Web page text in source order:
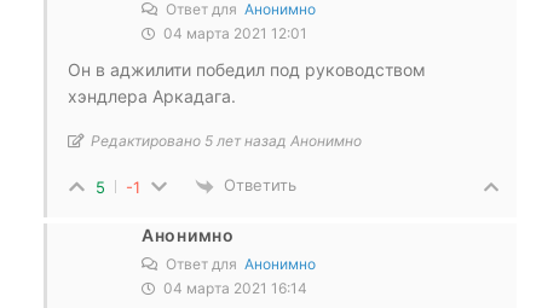
Ответ для Анонимно
04 марта 2021 12:01
Он в аджилити победил под руководством
хэндлера Аркадага.
Редактировано 5 лет назад Анонимно
5 -1 Ответить
Анонимно
Ответ для Анонимно
04 марта 2021 16:14